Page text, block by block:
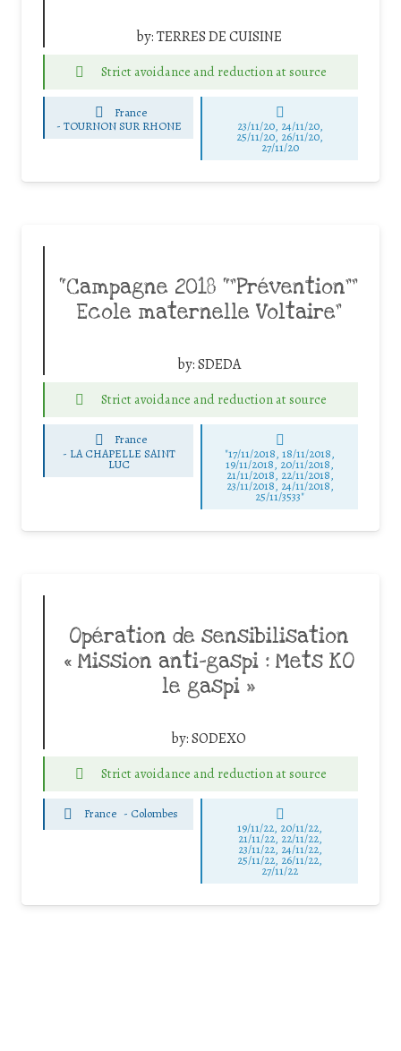
by:TERRES DE CUISINE
Strict avoidance and reduction at source
France
- TOURNON SUR RHONE 23/11/20, 24/11/20,
25/11/20, 26/11/20,
27/11/20
“Campagne 2018 “”Prévention””
Ecole maternelle Voltaire”
by:SDEDA
Strict avoidance and reduction at source
France
- LA CHAPELLE SAINT
LUC
"17/11/2018, 18/11/2018,
19/11/2018, 20/11/2018,
21/11/2018, 22/11/2018,
23/11/2018, 24/11/2018,
25/11/3533"
Opération de sensibilisation
« Mission anti-gaspi : Mets KO
le gaspi »
by:SODEXO
Strict avoidance and reduction at source
France - Colombes
19/11/22, 20/11/22,
21/11/22, 22/11/22,
23/11/22, 24/11/22,
25/11/22, 26/11/22,
27/11/22